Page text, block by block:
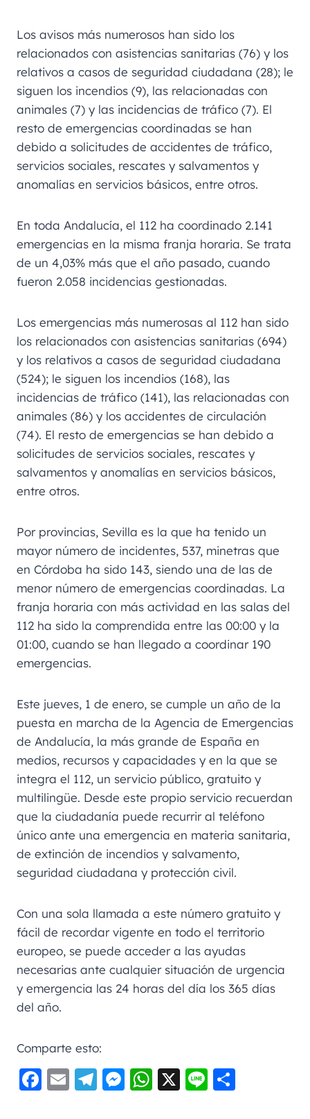
Los avisos más numerosos han sido los
relacionados con asistencias sanitarias (76) y los
relativos a casos de seguridad ciudadana (28); le
siguen los incendios (9), las relacionadas con
animales (7) y las incidencias de tráfico (7). El
resto de emergencias coordinadas se han
debido a solicitudes de accidentes de tráfico,
servicios sociales, rescates y salvamentos y
anomalías en servicios básicos, entre otros.
En toda Andalucía, el 112 ha coordinado 2.141
emergencias en la misma franja horaria. Se trata
de un 4,03% más que el año pasado, cuando
fueron 2.058 incidencias gestionadas.
Los emergencias más numerosas al 112 han sido
los relacionados con asistencias sanitarias (694)
y los relativos a casos de seguridad ciudadana
(524); le siguen los incendios (168), las
incidencias de tráfico (141), las relacionadas con
animales (86) y los accidentes de circulación
(74). El resto de emergencias se han debido a
solicitudes de servicios sociales, rescates y
salvamentos y anomalías en servicios básicos,
entre otros.
Por provincias, Sevilla es la que ha tenido un
mayor número de incidentes, 537, minetras que
en Córdoba ha sido 143, siendo una de las de
menor número de emergencias coordinadas. La
franja horaria con más actividad en las salas del
112 ha sido la comprendida entre las 00:00 y la
01:00, cuando se han llegado a coordinar 190
emergencias.
Este jueves, 1 de enero, se cumple un año de la
puesta en marcha de la Agencia de Emergencias
de Andalucía, la más grande de España en
medios, recursos y capacidades y en la que se
integra el 112, un servicio público, gratuito y
multilingüe. Desde este propio servicio recuerdan
que la ciudadanía puede recurrir al teléfono
único ante una emergencia en materia sanitaria,
de extinción de incendios y salvamento,
seguridad ciudadana y protección civil.
Con una sola llamada a este número gratuito y
fácil de recordar vigente en todo el territorio
europeo, se puede acceder a las ayudas
necesarias ante cualquier situación de urgencia
y emergencia las 24 horas del día los 365 días
del año.
Comparte esto:
F
E
Te M W X
Li